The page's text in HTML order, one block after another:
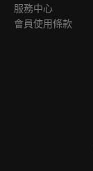
服務中心
會員使用條款